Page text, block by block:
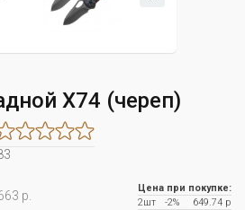
X74 (череп)
р.
Цена при покупке:
2шт
-2%
649.74 р